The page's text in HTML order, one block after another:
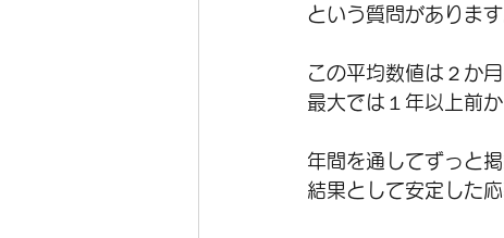
という質問があります
この平均数値は２か
最大では１年以上前
年間を通してずっと
結果として安定した